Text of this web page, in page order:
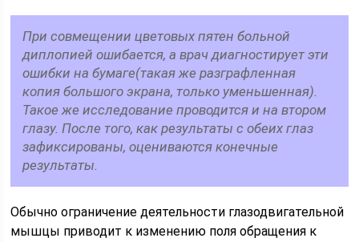
При совмещении цветовых пятен больной
диплопией ошибается, а врач диагностирует эти
ошибки на бумаге(такая же разграфленная
копия большого экрана, только уменьшенная).
Такое же исследование проводится и на втором
глазу. После того, как результаты с обеих глаз
зафиксированы, оцениваются конечные
результаты.
Обычно ограничение деятельности глазодвигательной
мышцы приводит к изменению поля обращения к